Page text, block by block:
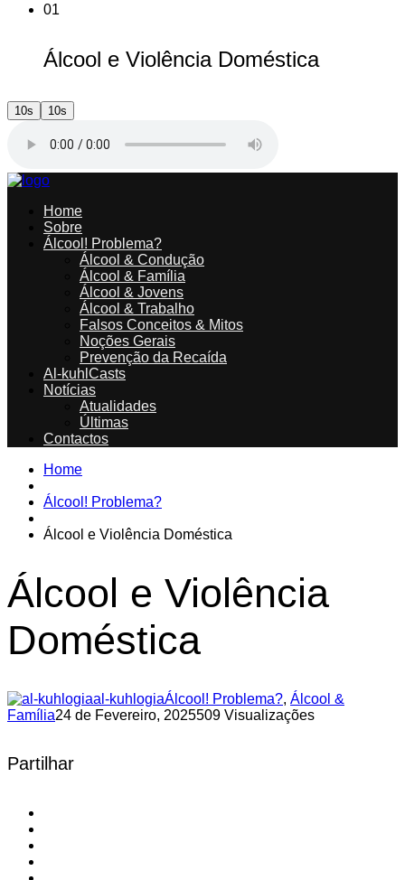
01
Álcool e Violência Doméstica
10s 10s
Home
Sobre
Álcool! Problema?
Álcool & Condução
Álcool & Família
Álcool & Jovens
Álcool & Trabalho
Falsos Conceitos & Mitos
Noções Gerais
Prevenção da Recaída
Al-kuhlCasts
Notícias
Atualidades
Últimas
Contactos
Home
Álcool! Problema?
Álcool e Violência Doméstica
Álcool e Violência
Doméstica
al-kuhlogiaÁlcool! Problema?, Álcool &
Família24 de Fevereiro, 2025509 Visualizações
Partilhar